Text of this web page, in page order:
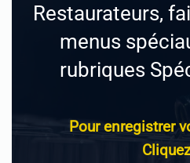
Restaurateurs,
menus
rubriques
Pour enregistrer